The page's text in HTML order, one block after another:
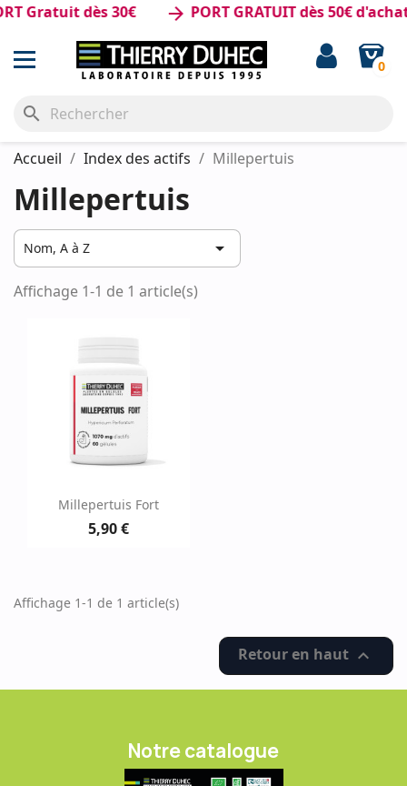
Gratuit dès 30€ arrow_forwardPORT GRATUIT dès 50€ d'achat
0
search
Accueil Index des actifs Millepertuis
Millepertuis
Nom, A à Z 
Affichage 1-1 de 1 article(s)
Millepertuis Fort
5,90 €
Affichage 1-1 de 1 article(s)
Retour en haut 
Notre catalogue